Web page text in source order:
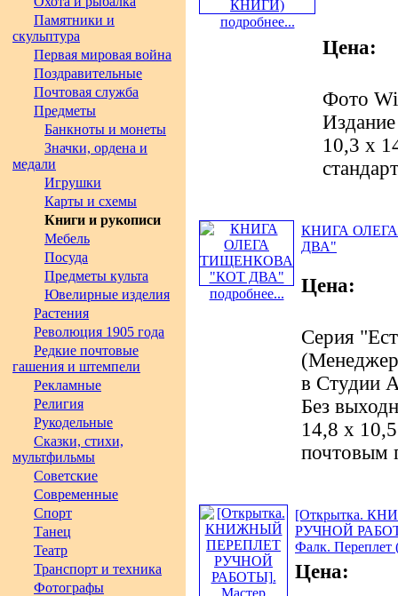
Памятники и
скульптура
Первая мировая война
Поздравительные
Почтовая служба
Предметы
Банкноты и монеты
Значки, ордена и
медали
Игрушки
Карты и схемы
Книги и рукописи
Мебель
Посуда
Предметы культа
Ювелирные изделия
Растения
Революция 1905 года
Редкие почтовые
гашения и штемпели
Рекламные
Религия
Рукодельные
Сказки, стихи,
мультфильмы
Советские
Современные
Спорт
Танец
Театр
Транспорт и техника
Фотографы
подробнее...
Цена:
Фото
10,3 х
подробнее...
КНИГА
ДВА"
Цена:
Серия
в Студии
Без
14,8 х
почтовым
[Открытка.
РУЧНОЙ
Фалк. Переплет
Цена: